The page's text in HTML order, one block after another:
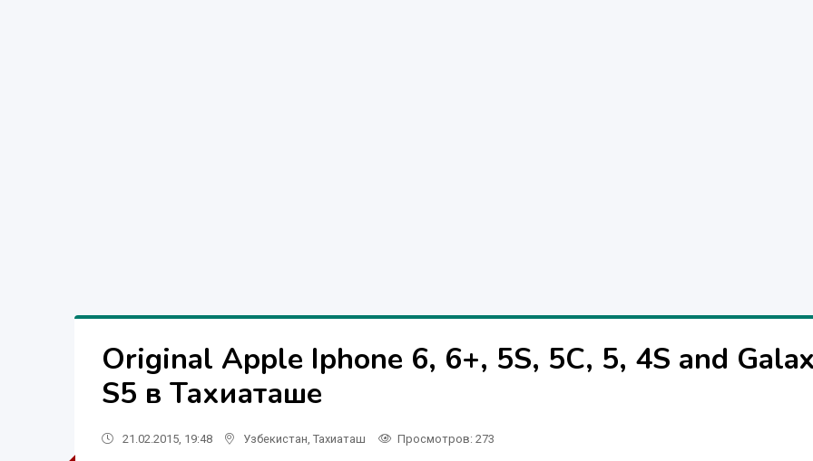
Original Apple Iphone 6, 6+, 5S, 5C, 5, 4S and
S5 в Тахиаташе
21.02.2015, 19:48 Узбекистан Тахиаташ Просмотров: 273